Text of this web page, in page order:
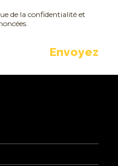
de la confidentialité et
Envoyez